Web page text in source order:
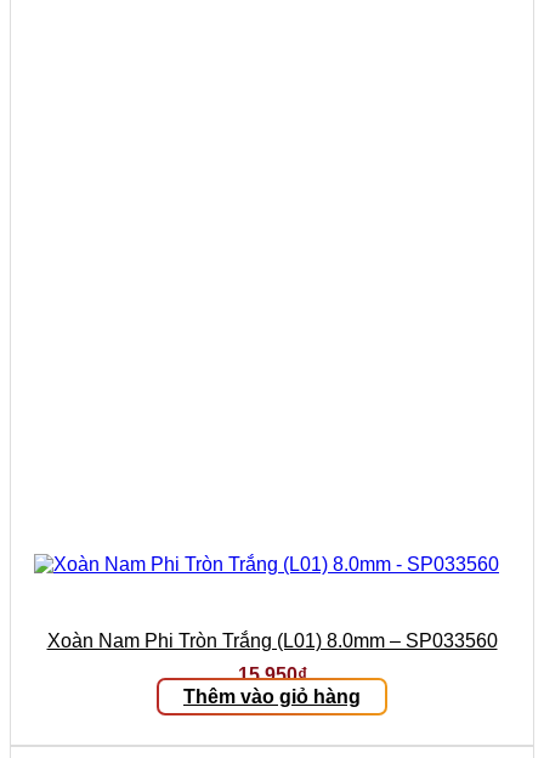
Xoàn Nam Phi Tròn Trắng (L01) 8.0mm – SP033560
15.950₫
Thêm vào giỏ hàng